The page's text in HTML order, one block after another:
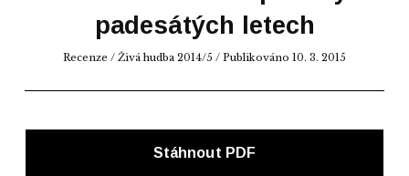
padesátých letech
Recenze / Živá hudba 2014/5 / Publikováno 10. 3. 2015
Stáhnout PDF